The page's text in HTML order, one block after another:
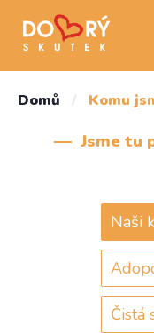
Domů / Komu
Jsme tu
Naši
Čistá